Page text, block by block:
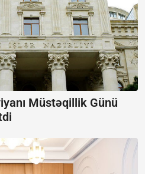
Müstəqillik Günü